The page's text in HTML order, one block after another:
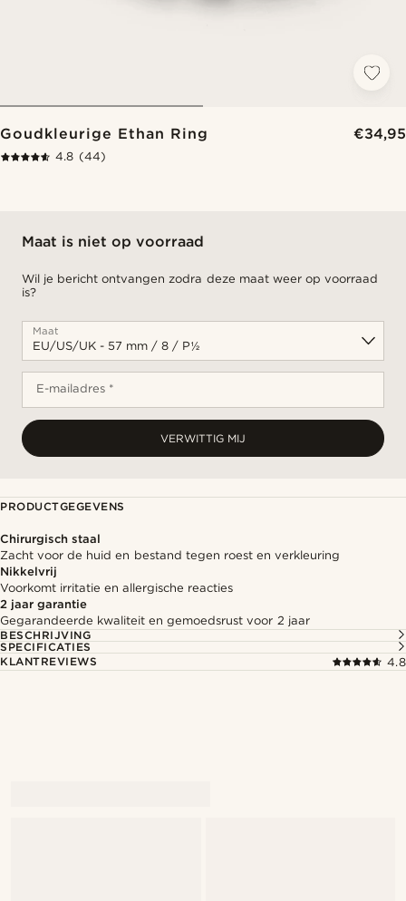
Goudkleurige Ethan Ring €34,95
4.8 (44)
Maat is niet op voorraad
Wil je bericht ontvangen zodra deze maat weer op voorraad
is?
Maat
E-mailadres *
VERWITTIG MIJ
PRODUCTGEGEVENS
Chirurgisch staal
Zacht voor de huid en bestand tegen roest en verkleuring
Nikkelvrij
Voorkomt irritatie en allergische reacties
2 jaar garantie
Gegarandeerde kwaliteit en gemoedsrust voor 2 jaar
BESCHRIJVING
SPECIFICATIES
KLANTREVIEWS
4.8